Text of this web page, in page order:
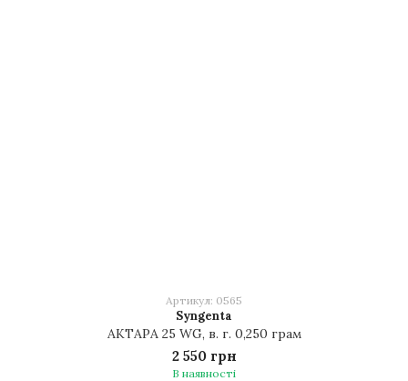
Артикул: 0565
Syngenta
АКТАРА 25 WG, в. г. 0,250 грам
2 550 грн
В наявності